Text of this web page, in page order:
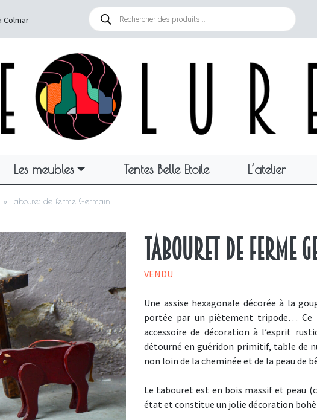
Colmar
Recherche
produits
Les meubles Tentes Belle Etoile L’atelier
» Tabouret de ferme Germain
Tabouret de ferme
VENDU
Une assise hexagonale décorée à la
portée par un piètement tripode…
accessoire de décoration à l’esprit
détourné en guéridon primitif, table de
non loin de la cheminée et de la peau de
Le tabouret est en bois massif et peau
état et constitue un jolie décoration